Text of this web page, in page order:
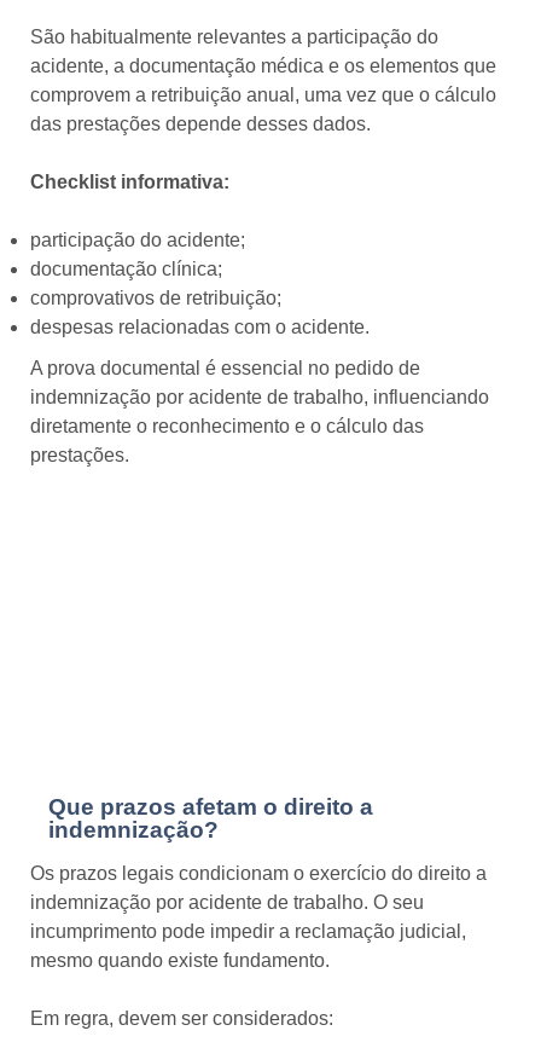
São habitualmente relevantes a participação do
acidente, a documentação médica e os elementos que
comprovem a retribuição anual, uma vez que o cálculo
das prestações depende desses dados.
Checklist informativa:
participação do acidente;
documentação clínica;
comprovativos de retribuição;
despesas relacionadas com o acidente.
A prova documental é essencial no pedido de
indemnização por acidente de trabalho, influenciando
diretamente o reconhecimento e o cálculo das
prestações.
Que prazos afetam o direito a
indemnização?
Os prazos legais condicionam o exercício do direito a
indemnização por acidente de trabalho. O seu
incumprimento pode impedir a reclamação judicial,
mesmo quando existe fundamento.
Em regra, devem ser considerados: